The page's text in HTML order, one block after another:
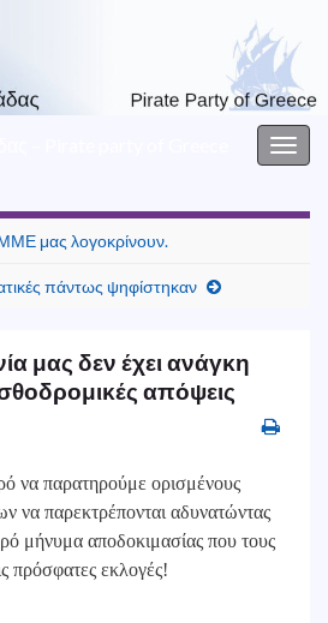
μας λογοκρίνουν.
πάντως ψηφίστηκαν
μας δεν έχει ανάγκη
απόψεις
να παρατηρούμε ορισμένους
να παρεκτρέπονται αδυνατώντας
μήνυμα αποδοκιμασίας που τους
πρόσφατες εκλογές!